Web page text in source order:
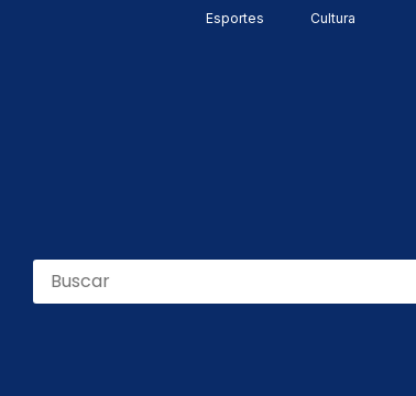
Esportes
Cultura